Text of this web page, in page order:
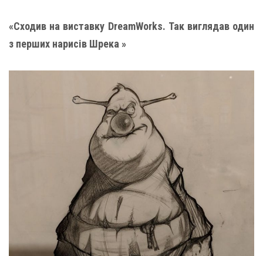
«Сходив на виставку DreamWorks. Так виглядав один
з перших нарисів Шрека »